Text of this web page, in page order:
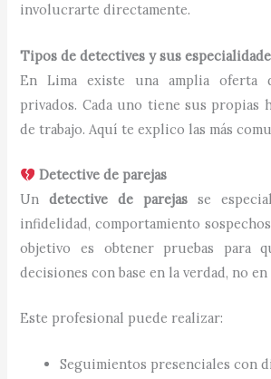
involucrarte directamente.
Tipos de detectives y sus
En Lima existe una amplia oferta
privados. Cada uno tiene sus propias
de trabajo. Aquí te explico las más
Detective de parejas
Undetective de parejas se
infidelidad, comportamiento
objetivo es obtener pruebas para
decisiones con base en la verdad, no en
Este profesional puede realizar:
Seguimientos presenciales con